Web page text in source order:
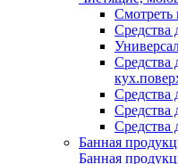
Смотреть
Средства
Средства
Средства
Средства
Средства
Банная
Банная